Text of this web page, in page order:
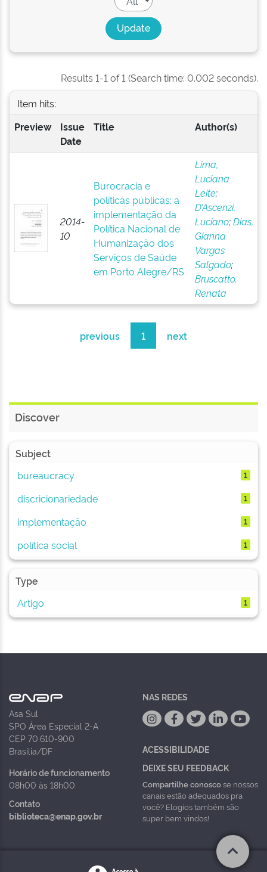
Results 1-1 of 1 (Search time: 0.002 seconds).
Item hits:
Preview
Issue
Date
Title Author(s)
2014-
10
Burocracia e
políticas públicas: a
implementação da
Política Nacional de
Humanização dos
Serviços de Saúde
em Porto Alegre/RS
Lima,
Luciana
Leite;
D’Ascenzi,
Luciano;Dias,
Gianna
Vargas
Salgado;
Bruscatto,
Renata
previous 1 next
Discover
Subject
bureaucracy
1
discricionariedade 1
implementação 1
política social 1
Type
Artigo
1
Asa Sul
SPO Área Especial 2-A
CEP 70.610-900
Brasília/DF
Horário de funcionamento
08h00 às 18h00
Contato
biblioteca@enap.gov.br
NAS REDES
ACESSIBILIDADE
DEIXE SEU FEEDBACK
Compartilhe conoscose nossos
canais estão adequados pra
você? Elogios também são
super bem vindos!